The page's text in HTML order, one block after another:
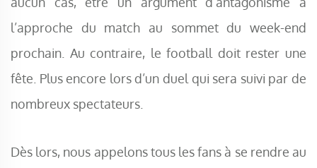
l’approche du match au sommet du week-end
prochain. Au contraire, le football doit rester une
fête. Plus encore lors d’un duel qui sera suivi par de
nombreux spectateurs.
Dès lors, nous appelons tous les fans à se rendre au